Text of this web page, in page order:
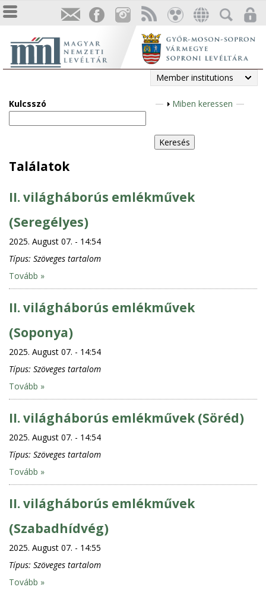
Member institutions
Kulcsszó
S
o
w
Miben keressen
Találatok
II. világháborús emlékművek
(Seregélyes)
2025. August 07. - 14:54
Típus: Szöveges tartalom
Tovább »
II. világháborús emlékművek
(Soponya)
2025. August 07. - 14:54
Típus: Szöveges tartalom
Tovább »
II. világháborús emlékművek (Söréd)
2025. August 07. - 14:54
Típus: Szöveges tartalom
Tovább »
II. világháborús emlékművek
(Szabadhídvég)
2025. August 07. - 14:55
Típus: Szöveges tartalom
Tovább »